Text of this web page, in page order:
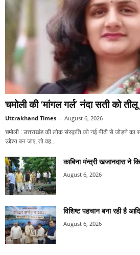
चमोली की ‘मांगल गर्ल’ नंदा सती को
Uttrakhand Times - August 6, 2026
चमोली : उत्तराखंड की लोक संस्कृति को नई पीढ़ी से जोड़ने
उद्देश्य बन जाए, तो वह...
काबिना मंन्त्री खजानदास ने
August 6, 2026
विशिष्ट पहचान बना रही है
August 6, 2026